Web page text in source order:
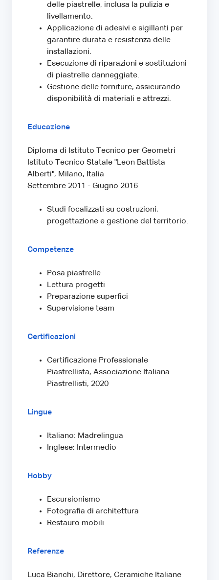
delle piastrelle, inclusa la pulizia e
livellamento.
Applicazione di adesivi e sigillanti per
garantire durata e resistenza delle
installazioni.
Esecuzione di riparazioni e sostituzioni
di piastrelle danneggiate.
Gestione delle forniture, assicurando
disponibilità di materiali e attrezzi.
Educazione
Diploma di Istituto Tecnico per Geometri
Istituto Tecnico Statale "Leon Battista
Alberti", Milano, Italia
Settembre 2011 - Giugno 2016
Studi focalizzati su costruzioni,
progettazione e gestione del territorio.
Competenze
Posa piastrelle
Lettura progetti
Preparazione superfici
Supervisione team
Certificazioni
Certificazione Professionale
Piastrellista, Associazione Italiana
Piastrellisti, 2020
Lingue
Italiano: Madrelingua
Inglese: Intermedio
Hobby
Escursionismo
Fotografia di architettura
Restauro mobili
Referenze
Luca Bianchi, Direttore, Ceramiche Italiane